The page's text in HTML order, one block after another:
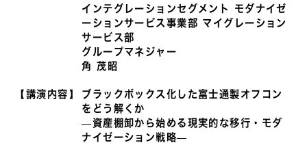
インテグレーションセグメント モダナイゼ
ーションサービス事業部 マイグレーション
サービス部
グループマネジャー
角 茂昭
【講演内容】
ブラックボックス化した富士通製オフコン
をどう解くか
―資産棚卸から始める現実的な移行・モダ
ナイゼーション戦略―